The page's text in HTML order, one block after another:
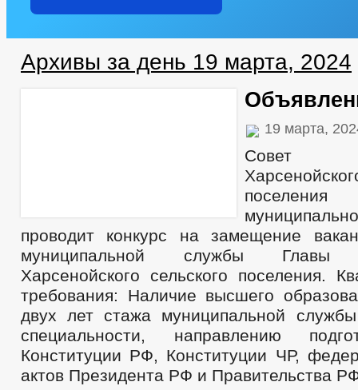
Архивы за день 19 марта, 2024
19 марта,
Совет
проводит конкурс на замещение
муниципальной службы Главы
Харсенойского сельского поселения.
требования: Наличие высшего
двух лет стажа муниципальной
специальности, направлению
Конституции РФ, Конституции ЧР,
актов Президента РФ и Правительства